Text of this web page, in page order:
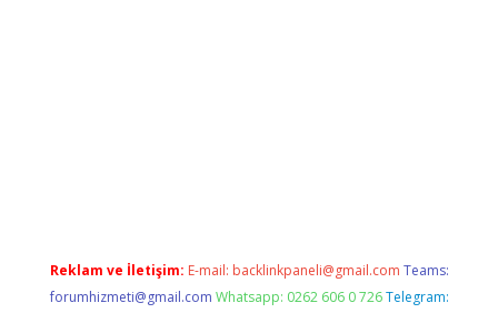
Reklam ve İletişim: E-mail: backlinkpaneli@gmail.com Teams:
forumhizmeti@gmail.com Whatsapp: 0262 606 0 726 Telegram: